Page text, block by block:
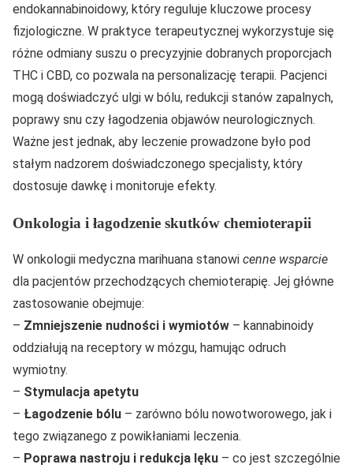
endokannabinoidowy, który reguluje kluczowe procesy
fizjologiczne. W praktyce terapeutycznej wykorzystuje się
różne odmiany suszu o precyzyjnie dobranych proporcjach
THC i CBD, co pozwala na personalizację terapii. Pacjenci
mogą doświadczyć ulgi w bólu, redukcji stanów zapalnych,
poprawy snu czy łagodzenia objawów neurologicznych.
Ważne jest jednak, aby leczenie prowadzone było pod
stałym nadzorem doświadczonego specjalisty, który
dostosuje dawkę i monitoruje efekty.
Onkologia i łagodzenie skutków chemioterapii
W onkologii medyczna marihuana stanowi cenne wsparcie
dla pacjentów przechodzących chemioterapię. Jej główne
zastosowanie obejmuje:
– Zmniejszenie nudności i wymiotów – kannabinoidy
oddziałują na receptory w mózgu, hamując odruch
wymiotny.
– Stymulacja apetytu
– Łagodzenie bólu – zarówno bólu nowotworowego, jak i
tego związanego z powikłaniami leczenia.
– Poprawa nastroju i redukcja lęku – co jest szczególnie